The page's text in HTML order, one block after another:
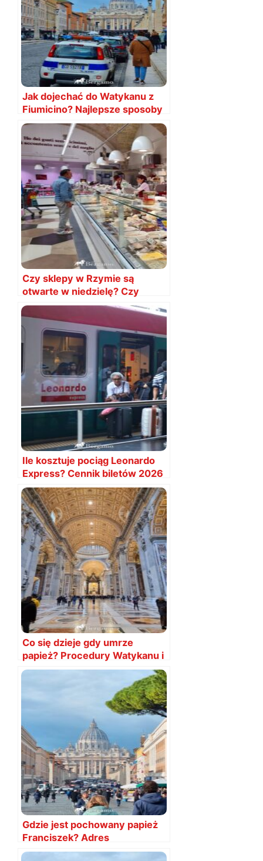
Jak dojechać do Watykanu z
Fiumicino? Najlepsze sposoby
Czy sklepy w Rzymie są
otwarte w niedzielę? Czy
zamknięte?
Ile kosztuje pociąg Leonardo
Express? Cennik biletów 2026
Co się dzieje gdy umrze
papież? Procedury Watykanu i
konklawe
Gdzie jest pochowany papież
Franciszek? Adres